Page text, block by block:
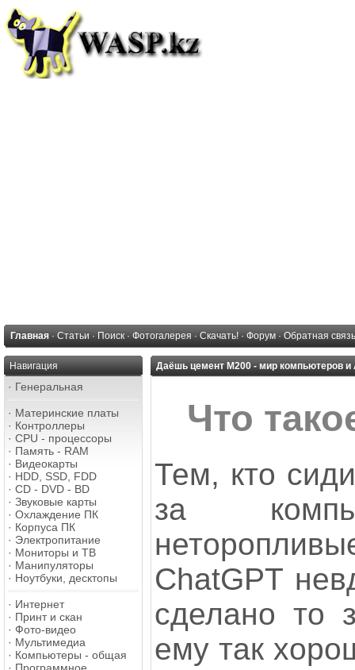
Главная · Статьи · Поиск · Фотогалерея · Скачать! · Форум · Обратная связь
Навигация
· Генеральная
· Материнские платы
· Контроллеры
· CPU - процессоры
· Память - RAM
· Видеокарты
· HDD, SSD, FDD
· CD - DVD - BD
· Звуковые карты
· Охлаждение ПК
· Корпуса ПК
· Электропитание
· Мониторы и ТВ
· Манипуляторы
· Ноутбуки, десктопы
· Интернет
· Принт и скан
· Фото-видео
· Мультимедиа
· Компьютеры - общая
Даёшь цемент М200 - мир компьютеров и
Что
Тем, кто
за
ChatGPT
сделано то
ему так